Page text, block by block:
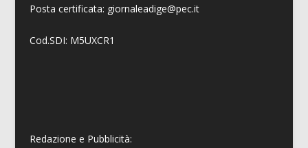
Posta certificata: giornaleadige@pec.it
Cod.SDI: M5UXCR1
Redazione e Pubblicità: